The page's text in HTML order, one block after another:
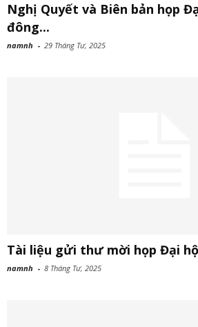
Nghị Quyết và Biên bản họp
đông...
namnh - 29 Tháng Tư, 2025
Tài liệu gửi thư mời họp Đại
namnh - 8 Tháng Tư, 2025